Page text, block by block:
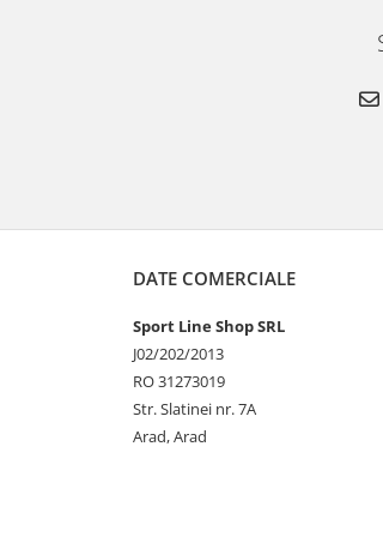
DATE COMERCIALE
Sport Line Shop SRL
J02/202/2013
RO 31273019
Str. Slatinei nr. 7A
Arad, Arad